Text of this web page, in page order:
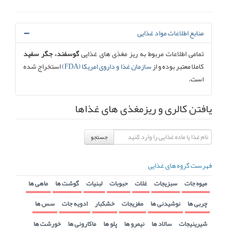
منابع اطلاعات مواد غذایی
تمامی اطلاعات مربوط به ریز مغذی های غذاییگوسفند، جگر سفید
کاملا معتبر بوده و ازسازمان غذا و داروی امریکا (FDA)
استخراج شده
است.
یافتن کالری و ریزمغذی های غذاها
جستجو
فهرست گروه های غذایی
میوه جات سبزیجات غلات حبوبات لبنیات گوشت ها ماهی ها
چربی ها نوشیدنی ها مغزیجات خشکبار ادویه جات سس ها
شیرینیجات سالاد ها نیمرو ها پلو ها ماکارونی ها خورشت ها